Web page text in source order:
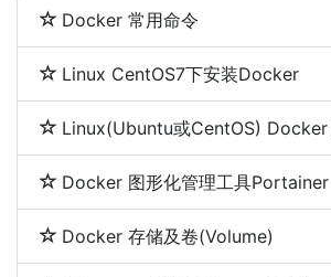
Docker 常用命令
Linux CentOS7下安装Docker
Linux(Ubuntu或CentOS) Docker 安装 Python2.7
Docker 图形化管理工具Portainer CE 重
Docker 存储及卷(Volume)